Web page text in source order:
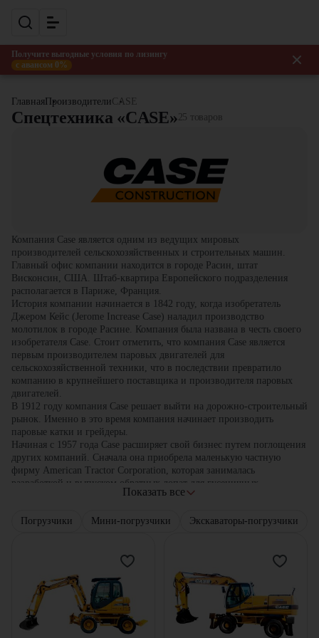
Получите выгодные условия по лизингу
с авансом 0%
Главная ПроизводителиCASE
Спецтехника «CASE»25 товаров
Компания Case является одним из ведущих мировых
производителей сельскохозяйственных и строительных машин.
Главный офис компании находится в городе Расин, штат
Висконсин, США. Штаб-квартира Европейского подразделения
располагается в Париже, Франция.
История компании начинается в 1842 году, когда изобретатель
Джером Кейс (Jerome Increase Case) наладил производство
молотилок в городе Расине. Компания была названа в честь своего
изобретателя Case. Стоит отметить, что компания Case является
первым производителем паровых двигателей для
сельскохозяйственной техники, что в последствии превратило
компанию в крупнейшего поставщика и производителя паровых
двигателей.
В 1912 году компания Case решает выйти на дорожно-строительный
рынок. Именно в это время компания начинает производить
паровые катки и грейдеры.
Начиная с 1957 года Case расширяет свой бизнес путем поглощения
других компаний. Сначала она приобрела маленькую частную
фирму American Tractor Corporation, которая занималась
разработкой и выпуском обратных лопат для гусеничных
экскаваторов. В это же самое время Case занимается разработкой
новшество которого было обратная лопата сзади и ковш погрузчика
Благодаря слиянию с American Tractor Corporation, Concord Inc.,
International Harvest, Poclain, Fermec Holding Ltd., Bor-Mor Inc.,
Austoft Holding Ltd компания Case превратилась в мирового
производителя легкой и среднегабаритной строительной техники.
В сентябре 1998 года гусеничные экскаваторы Case стали
выпускаться совместно с японским производителем Sumitomo.
Показать все
Погрузчики Мини-погрузчики Экскаваторы-погрузчики